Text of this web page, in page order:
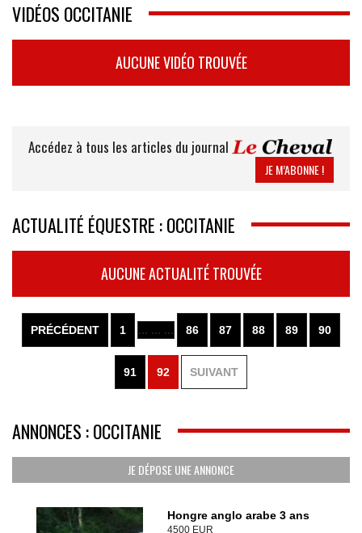
VIDÉOS OCCITANIE
AUCUNE VIDÉO TROUVÉE
Accédez à tous les articles du journal
JE M’ABONNE !
ACTUALITÉ ÉQUESTRE : OCCITANIE
AUCUNE ACTUALITÉ TROUVÉE
PRÉCÉDENT 1 ... ... ... 86 87 88 89 90
91 92 SUIVANT
ANNONCES : OCCITANIE
JE DÉPOSE UNE ANNONCE
Hongre anglo arabe 3 ans
4500 EUR